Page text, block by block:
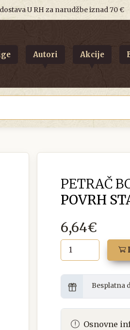
U RH za narudžbe iznad 70 €
Autori Akcije
PETRAČ
POVRH
6,64€
Besplatna
Osnovne